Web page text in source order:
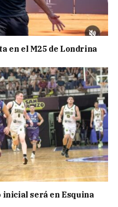
en el M25 de Londrina
será en Esquina